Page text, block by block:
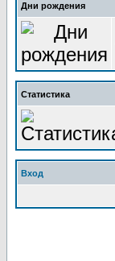
Дни рождения
Статистика
Вход